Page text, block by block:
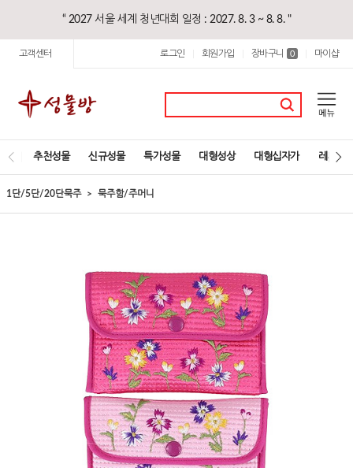
“ 2027 서울 세계 청년대회 일정 : 2027. 8. 3 ~ 8. 8. "
고객센터 로그인 회원가입 장바구니 0 마이샵
추천성물 신규성물 특가성물 대형성상 대형십자가 레지오
1단/5단/20단묵주 묵주함/주머니